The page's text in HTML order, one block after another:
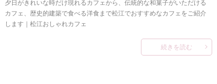
夕日がきれいな時だけ現れるカフェから、伝統的な和菓子がいただける
カフェ、歴史的建築で食べる洋食まで松江でおすすめなカフェをご紹介
します｜松江おしゃれカフェ
続きを読む